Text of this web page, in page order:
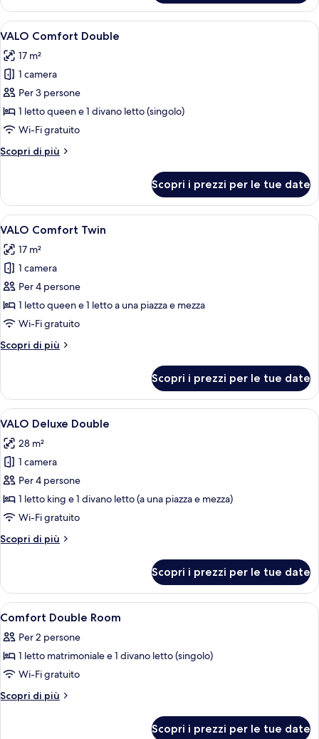
Smart
Double
Apri
tutte
le
foto
per
VALO
Comfort
Una moderna camera d'hotel con
4
VALO Comfort Double
17 m²
1 camera
Per 3 persone
1 letto queen e 1 divano letto (singolo)
Wi-Fi gratuito
Scopri di più
Altri
Comfort
Double
Scopri i prezzi per le tue date
Apri
tutte
le
foto
per
VALO
Comfort
VALO Comfort Twin | Biancheria da
4
VALO Comfort Twin
17 m²
1 camera
Per 4 persone
1 letto queen e 1 letto a una piazza e mezza
Wi-Fi gratuito
Scopri di più
Altri
Comfort
Twin
Scopri i prezzi per le tue date
Apri
tutte
le
foto
per
VALO
Deluxe
Una camera d'albergo moderna
4
VALO Deluxe Double
28 m²
1 camera
Per 4 persone
1 letto king e 1 divano letto (a una piazza e mezza)
Wi-Fi gratuito
Scopri di più
Altri
Deluxe
Double
Scopri i prezzi per le tue date
Apri
tutte
le
foto
per
Comfort
Una camera da letto moderna con
4
Comfort Double Room
Per 2 persone
1 letto matrimoniale e 1 divano letto (singolo)
Wi-Fi gratuito
Scopri di più
Altri
Scopri i prezzi per le tue date